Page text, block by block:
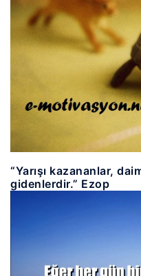
“Yarışı kazananlar,
gidenlerdir.” Ezop